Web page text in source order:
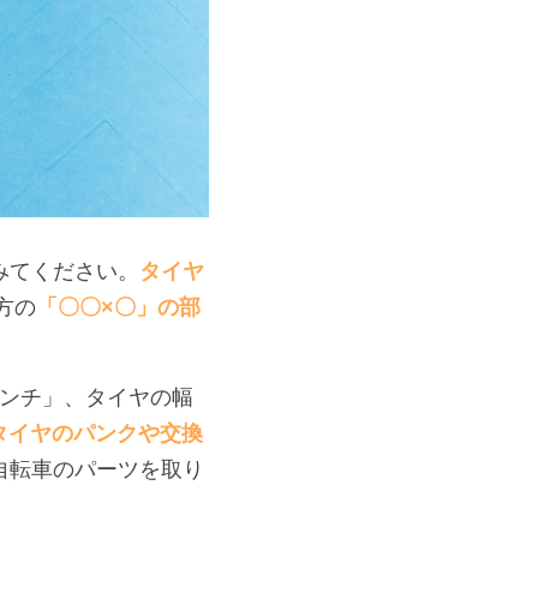
ください。
タイヤ
の 「 〇〇×〇 」の部
チ」、タイヤの幅
イヤのパンクや交換
車のパーツを取り